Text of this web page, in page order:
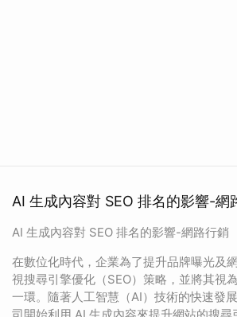
AI 生成內容對 SEO 排名的影響-網
AI 生成內容對 SEO 排名的影響-網路行銷
在數位化時代，企業為了提升品牌曝光及
視搜尋引擎優化（SEO）策略，並將其視
一環。隨著人工智慧（AI）技術的快速發